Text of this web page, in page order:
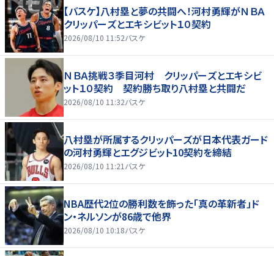
【バスケ】八村塁と夢の共闘へ！河村勇輝がＮＢＡ
クリッパーズとエキシビット１０契約
2026/08/10 11:52バスケ
ＮＢＡ挑戦３季目河村 クリッパーズとエキシビ
ット１０契約 契約勝ち取り八村塁と共闘だ
2026/08/10 11:32バスケ
八村塁が所属するクリッパーズが日本代表ガード
の河村勇輝とエグジビット10契約を締結
2026/08/10 11:21 バスケ
NBA歴代2位の勝利数を飾った「真の革新者」ド
ン・ネルソンが86歳で他界
2026/08/10 10:18バスケ